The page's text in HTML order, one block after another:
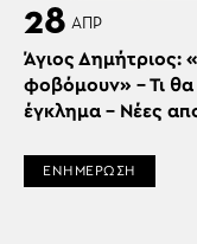
28 ΑΠΡ
Άγιος Δημήτριος:
φοβόμουν» – Τι θα
έγκλημα – Νέες
ΕΝΗΜΕΡΩΣΗ